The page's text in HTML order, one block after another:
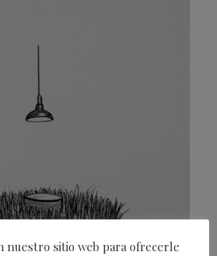
nuestro sitio web para ofrecerle